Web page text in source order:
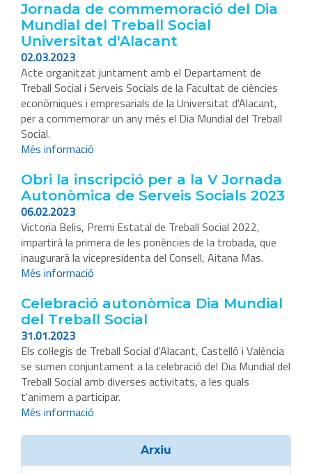
Jornada de commemoració del Dia
Mundial del Treball Social
Universitat d'Alacant
02.03.2023
Acte organitzat juntament amb el Departament de
Treball Social i Serveis Socials de la Facultat de ciències
econòmiques i empresarials de la Universitat d'Alacant,
per a commemorar un any més el Dia Mundial del Treball
Social.
Més informació
Obri la inscripció per a la V Jornada
Autonòmica de Serveis Socials 2023
06.02.2023
Victoria Belis, Premi Estatal de Treball Social 2022,
impartirà la primera de les ponències de la trobada, que
inaugurarà la vicepresidenta del Consell, Aitana Mas.
Més informació
Celebració autonòmica Dia Mundial
del Treball Social
31.01.2023
Els col·legis de Treball Social d'Alacant, Castelló i València
se sumen conjuntament a la celebració del Dia Mundial del
Treball Social amb diverses activitats, a les quals
t'animem a participar.
Més informació
Arxiu